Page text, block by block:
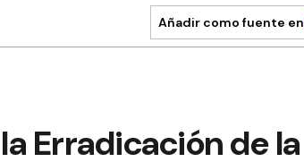
Añadir como fuente en
Erradicación de la